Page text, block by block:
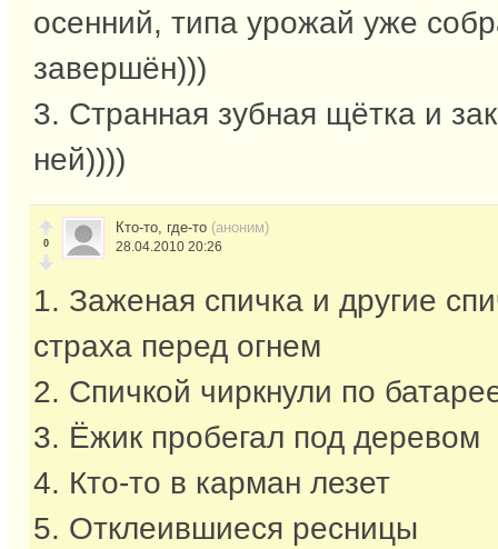
осенний, типа урожай уже
завершён)))
3. Странная зубная щётка и
ней))))
0
Кто-то, где-то (аноним)
28.04.2010 20:26
1. Заженая спичка и другие
страха перед огнем
2. Спичкой чиркнули по
3. Ёжик пробегал под деревом
4. Кто-то в карман лезет
5. Отклеившиеся ресницы